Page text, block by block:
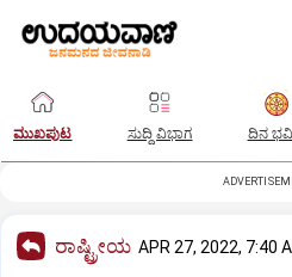
ಮುಖಪುಟ ಸುದ್ದಿ ವಿಭಾಗ ದಿನ
ರಾಷ್ಟ್ರೀಯ APR 27, 2022, 7:40